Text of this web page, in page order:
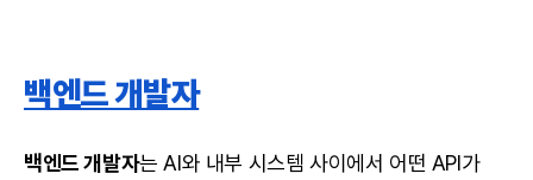
백엔드 개발자
백엔드 개발자는 AI와 내부 시스템 사이에서 어떤 API가